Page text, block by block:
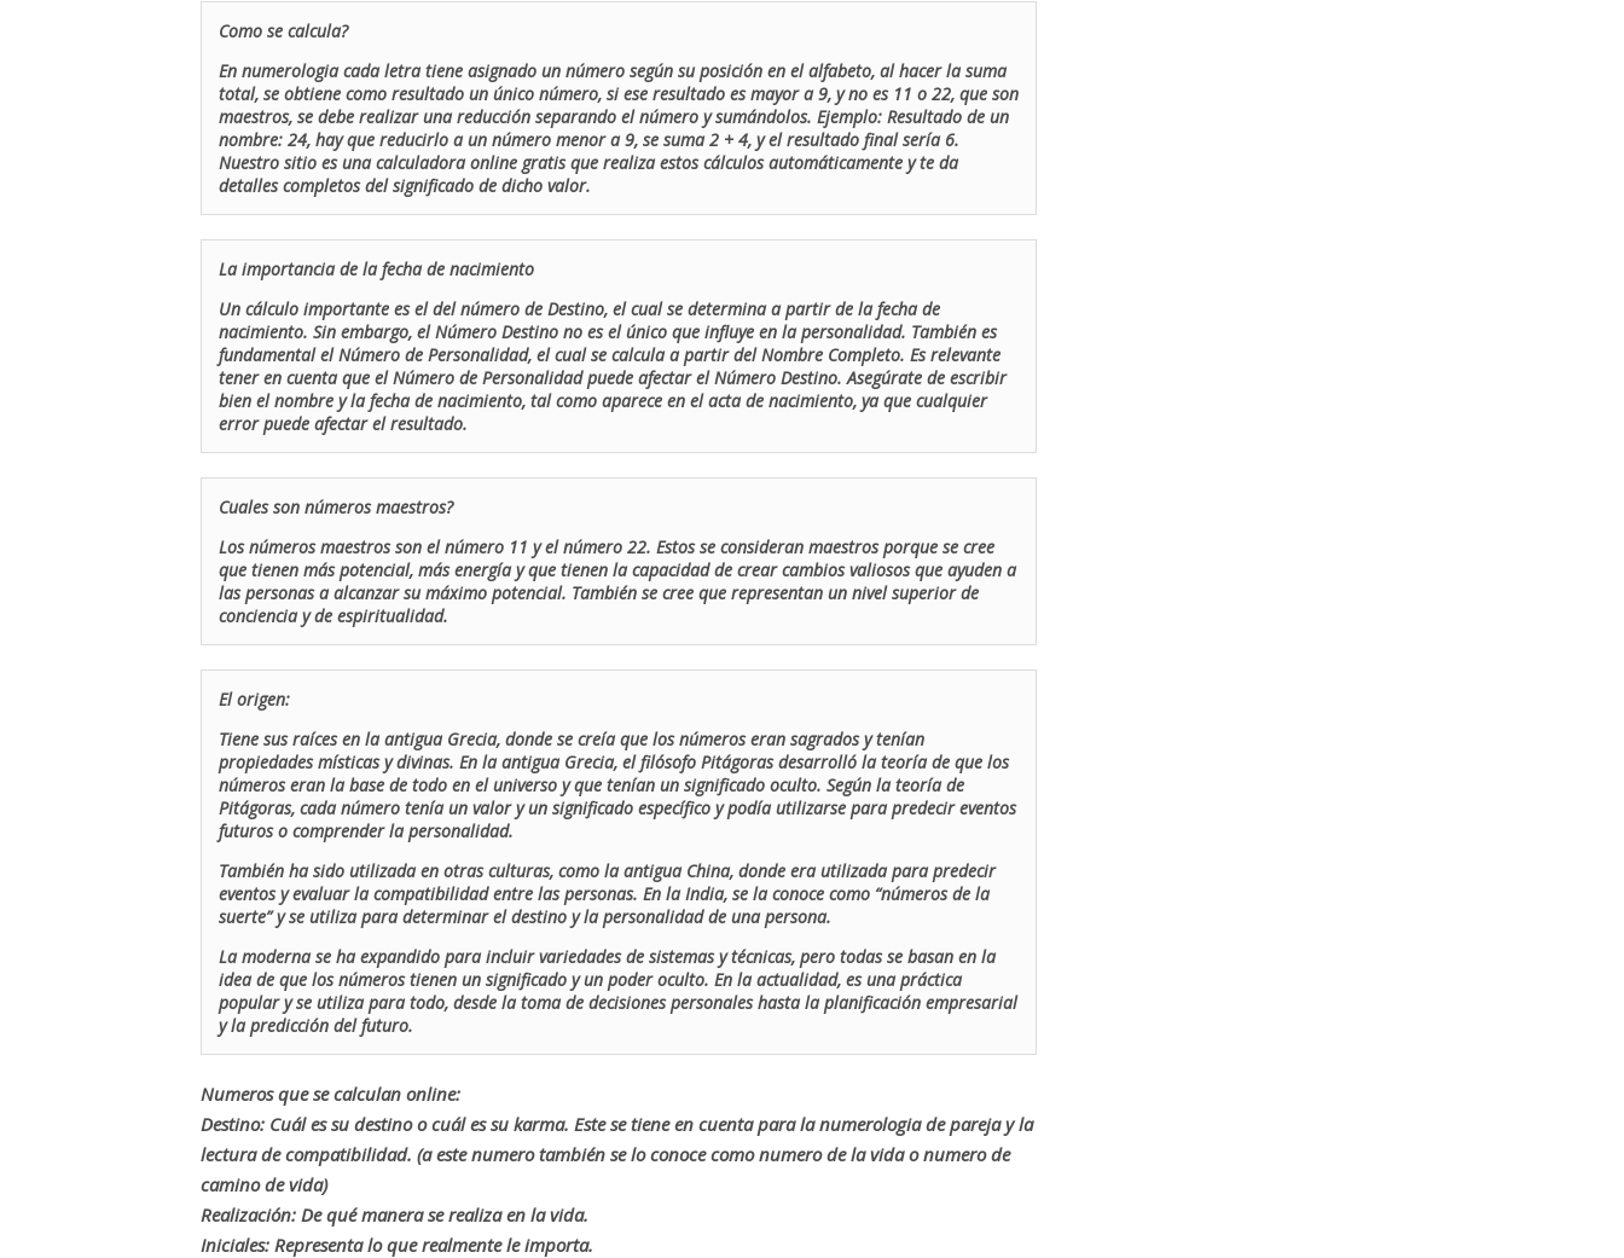
Como se calcula?
En numerologia cada letra tiene asignado un número según su posición en el alfabeto, al hacer la suma
total, se obtiene como resultado un único número, si ese resultado es mayor a 9, y no es 11 o 22, que son
maestros, se debe realizar una reducción separando el número y sumándolos. Ejemplo: Resultado de un
nombre: 24, hay que reducirlo a un número menor a 9, se suma 2 + 4, y el resultado final sería 6.
Nuestro sitio es una calculadora online gratis que realiza estos cálculos automáticamente y te da
detalles completos del significado de dicho valor.
La importancia de la fecha de nacimiento
Un cálculo importante es el del número de Destino, el cual se determina a partir de la fecha de
nacimiento. Sin embargo, el Número Destino no es el único que influye en la personalidad. También es
fundamental el Número de Personalidad, el cual se calcula a partir del Nombre Completo. Es relevante
tener en cuenta que el Número de Personalidad puede afectar el Número Destino. Asegúrate de escribir
bien el nombre y la fecha de nacimiento, tal como aparece en el acta de nacimiento, ya que cualquier
error puede afectar el resultado.
Cuales son números maestros?
Los números maestros son el número 11 y el número 22. Estos se consideran maestros porque se cree
que tienen más potencial, más energía y que tienen la capacidad de crear cambios valiosos que ayuden a
las personas a alcanzar su máximo potencial. También se cree que representan un nivel superior de
conciencia y de espiritualidad.
El origen:
Tiene sus raíces en la antigua Grecia, donde se creía que los números eran sagrados y tenían
propiedades místicas y divinas. En la antigua Grecia, el filósofo Pitágoras desarrolló la teoría de que los
números eran la base de todo en el universo y que tenían un significado oculto. Según la teoría de
Pitágoras, cada número tenía un valor y un significado específico y podía utilizarse para predecir eventos
futuros o comprender la personalidad.
También ha sido utilizada en otras culturas, como la antigua China, donde era utilizada para predecir
eventos y evaluar la compatibilidad entre las personas. En la India, se la conoce como “números de la
suerte” y se utiliza para determinar el destino y la personalidad de una persona.
La moderna se ha expandido para incluir variedades de sistemas y técnicas, pero todas se basan en la
idea de que los números tienen un significado y un poder oculto. En la actualidad, es una práctica
popular y se utiliza para todo, desde la toma de decisiones personales hasta la planificación empresarial
y la predicción del futuro.
Numeros que se calculan online:
Destino: Cuál es su destino o cuál es su karma. Este se tiene en cuenta para la numerologia de pareja y la
lectura de compatibilidad. (a este numero también se lo conoce como numero de la vida o numero de
camino de vida)
Realización: De qué manera se realiza en la vida.
Iniciales: Representa lo que realmente le importa.